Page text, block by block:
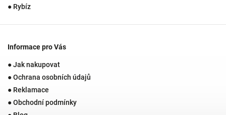
● Rybíz
Informace pro Vás
● Jak nakupovat
● Ochrana osobních údajů
● Reklamace
● Obchodní podmínky